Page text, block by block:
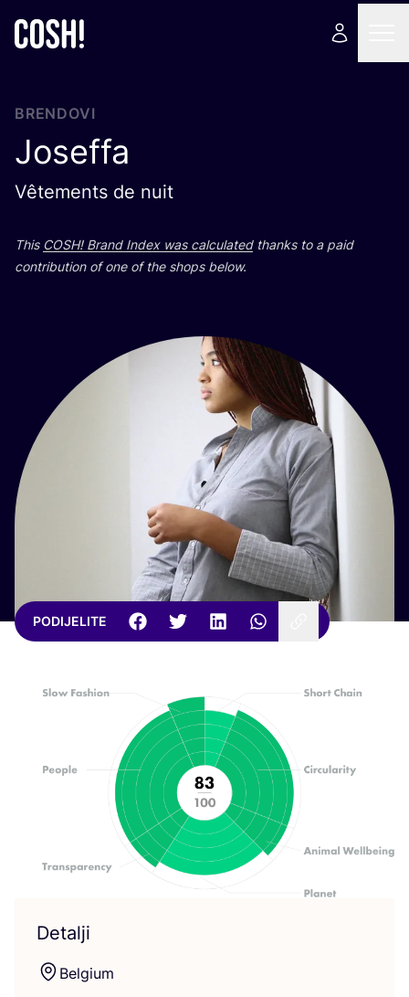
BRENDOVI
Joseffa
Vêtements de nuit
This COSH! Brand Index was cal­cu­la­tedthan­ks to a paid
con­tri­bu­ti­on of one of the shops below.
PODIJELITE
Detalji
Bel­gi­um